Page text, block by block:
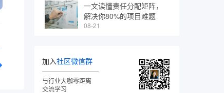
一文读懂责任分配矩阵，
解决你80%的项目难题
08-21
加入社区微信群
与行业大咖零距离
交流学习